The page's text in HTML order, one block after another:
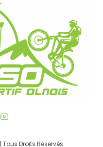
| Tous Droits Réservés